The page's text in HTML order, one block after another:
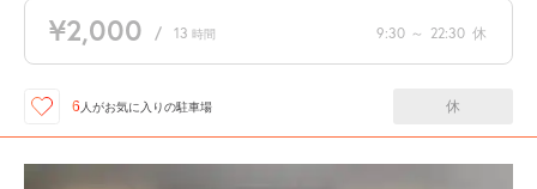
¥2,000 / 13 時間 9:30 ～ 22:30 休
6 人がお気に入りの駐車場 休